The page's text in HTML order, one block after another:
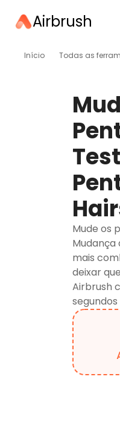
Airbrush
Início Todas as
Mude os
Mudança
mais
deixar
Airbrush